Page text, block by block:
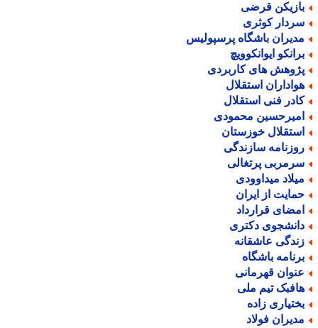
قرضی
کوثری
باشگاه پرسپولیس
ایوانکوویچ
های کاربردی
استقلال
فنی استقلال
محمودی
خوزستان
سازندگی
پرتغالی
میداوودی
از ایران
قرارداد
دکتری
عاشقانه
باشگاه
قهرمانی
تیم ملی
زاده
فولاد